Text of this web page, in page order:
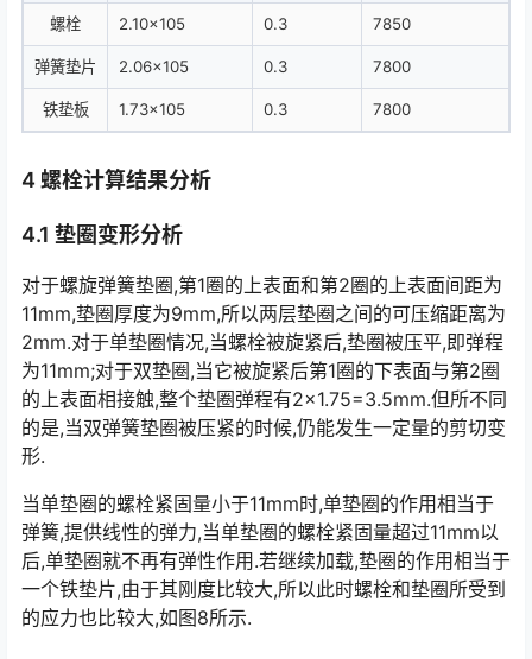
螺栓 2.10×105 0.3 7850
弹簧垫片 2.06×105 0.3 7800
铁垫板 1.73×105 0.3 7800
4 螺栓计算结果分析
4.1 垫圈变形分析
对于螺旋弹簧垫圈,第1圈的上表面和第2圈的上表面间距为
11mm,垫圈厚度为9mm,所以两层垫圈之间的可压缩距离为
2mm.对于单垫圈情况,当螺栓被旋紧后,垫圈被压平,即弹程
为11mm;对于双垫圈,当它被旋紧后第1圈的下表面与第2圈
的上表面相接触,整个垫圈弹程有2×1.75=3.5mm.但所不同
的是,当双弹簧垫圈被压紧的时候,仍能发生一定量的剪切变
形.󠅅󠅃󠄵󠅂󠄪󠇖󠆨󠆨󠇕󠆞󠆒󠅬󠇘󠆭󠆘󠇙󠆝󠅵󠇗󠆭󠆁󠄐󠇗󠅹󠅸󠇖󠆍󠅳󠇖󠅹󠅰󠇖󠆌󠅹
当单垫圈的螺栓紧固量小于11mm时,单垫圈的作用相当于
弹簧,提供线性的弹力,当单垫圈的螺栓紧固量超过11mm以
后,单垫圈就不再有弹性作用.若继续加载,垫圈的作用相当于
一个铁垫片,由于其刚度比较大,所以此时螺栓和垫圈所受到
的应力也比较大,如图8所示.󠅅󠅃󠄵󠅂󠄪󠇖󠆨󠆨󠇕󠆞󠆒󠅬󠇘󠆭󠆘󠇙󠆝󠅵󠇗󠆭󠆁󠄐󠇗󠅹󠅸󠇖󠆍󠅳󠇖󠅹󠅰󠇖󠆌󠅹